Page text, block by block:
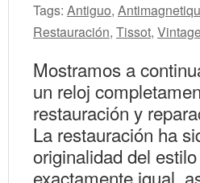
Tags: Antiguo,
Restauración, Tissot, Vintage
Mostramos a
un reloj
restauración y
La restauración ha
originalidad del
exactamente igual,